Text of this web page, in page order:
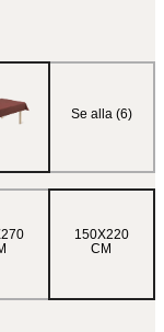
Se alla (6)
150X220
CM